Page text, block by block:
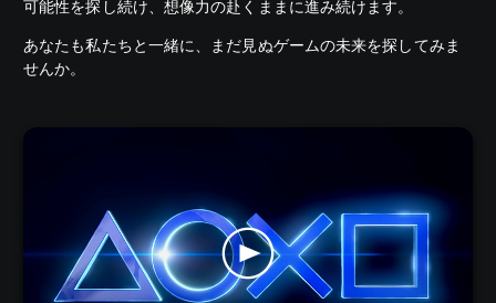
可能性を探し続け、想像力の赴くままに進み続けます。
あなたも私たちと一緒に、まだ見ぬゲームの未来を探してみま
せんか。